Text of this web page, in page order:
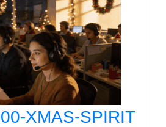
XMAS-SPIRIT